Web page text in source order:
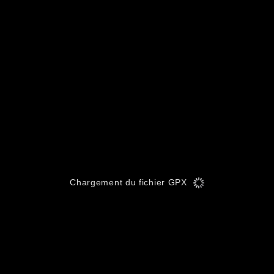
Chargement du fichier GPX